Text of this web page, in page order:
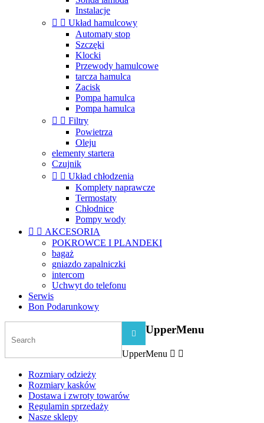
Instalacje
  Układ hamulcowy
Automaty stop
Szczęki
Klocki
Przewody hamulcowe
tarcza hamulca
Zacisk
Pompa hamulca
Pompa hamulca
  Filtry
Powietrza
Oleju
elementy startera
Czujnik
  Układ chłodzenia
Komplety naprawcze
Termostaty
Chłodnice
Pompy wody
  AKCESORIA
POKROWCE I PLANDEKI
bagaż
gniazdo zapalniczki
intercom
Uchwyt do telefonu
Serwis
Bon Podarunkowy
 UpperMenu
UpperMenu  
Rozmiary odzieży
Rozmiary kasków
Dostawa i zwroty towarów
Regulamin sprzedaży
Nasze sklepy